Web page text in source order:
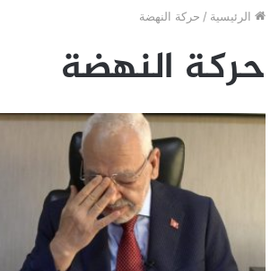
الرئيسية / حركة النهضة
حركة النهضة